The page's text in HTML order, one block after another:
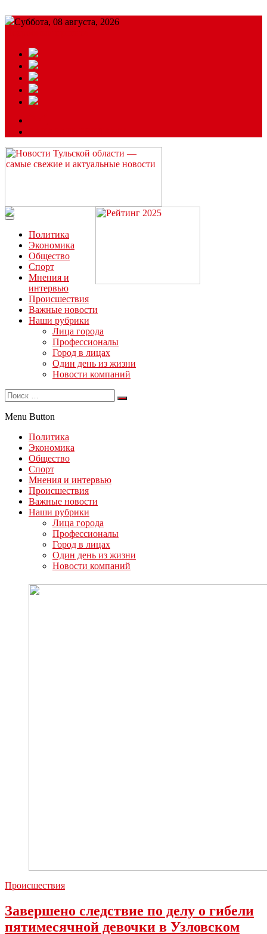
Суббота, 08 августа, 2026
Читайте последние новости дня в Тульской области на сайте
“ЗаНовомосковск”
Политика
Экономика
Общество
Спорт
Мнения и
интервью
Происшествия
Важные новости
Наши рубрики
Лица города
Профессионалы
Город в лицах
Один день из жизни
Новости компаний
Menu Button
Политика
Экономика
Общество
Спорт
Мнения и интервью
Происшествия
Важные новости
Наши рубрики
Лица города
Профессионалы
Город в лицах
Один день из жизни
Новости компаний
Происшествия
Завершено следствие по делу о гибели
пятимесячной девочки в Узловском